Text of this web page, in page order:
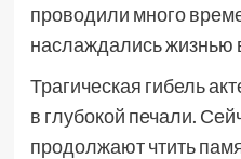
проводили много
наслаждались жизнью
Трагическая гибель
в глубокой печали.
продолжают чтить